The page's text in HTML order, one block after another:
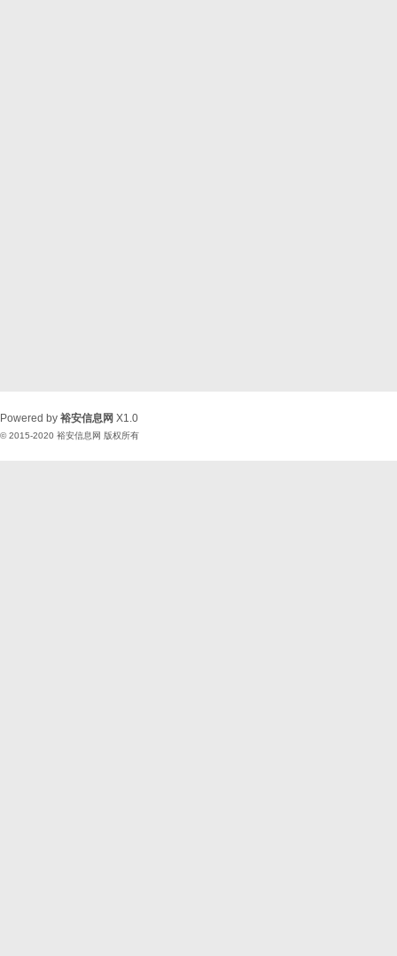
Powered by 裕安信息网 X1.0
© 2015-2020 裕安信息网 版权所有